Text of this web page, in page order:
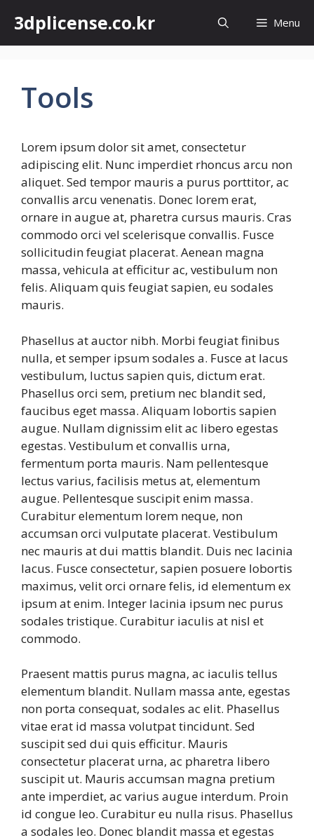
츠
3dplicense.co.kr Menu
Tools
Lorem ipsum dolor sit amet, consectetur
adipiscing elit. Nunc imperdiet rhoncus arcu non
aliquet. Sed tempor mauris a purus porttitor, ac
convallis arcu venenatis. Donec lorem erat,
ornare in augue at, pharetra cursus mauris. Cras
commodo orci vel scelerisque convallis. Fusce
sollicitudin feugiat placerat. Aenean magna
massa, vehicula at efficitur ac, vestibulum non
felis. Aliquam quis feugiat sapien, eu sodales
mauris.
Phasellus at auctor nibh. Morbi feugiat finibus
nulla, et semper ipsum sodales a. Fusce at lacus
vestibulum, luctus sapien quis, dictum erat.
Phasellus orci sem, pretium nec blandit sed,
faucibus eget massa. Aliquam lobortis sapien
augue. Nullam dignissim elit ac libero egestas
egestas. Vestibulum et convallis urna,
fermentum porta mauris. Nam pellentesque
lectus varius, facilisis metus at, elementum
augue. Pellentesque suscipit enim massa.
Curabitur elementum lorem neque, non
accumsan orci vulputate placerat. Vestibulum
nec mauris at dui mattis blandit. Duis nec lacinia
lacus. Fusce consectetur, sapien posuere lobortis
maximus, velit orci ornare felis, id elementum ex
ipsum at enim. Integer lacinia ipsum nec purus
sodales tristique. Curabitur iaculis at nisl et
commodo.
Praesent mattis purus magna, ac iaculis tellus
elementum blandit. Nullam massa ante, egestas
non porta consequat, sodales ac elit. Phasellus
vitae erat id massa volutpat tincidunt. Sed
suscipit sed dui quis efficitur. Mauris
consectetur placerat urna, ac pharetra libero
suscipit ut. Mauris accumsan magna pretium
ante imperdiet, ac varius augue interdum. Proin
id congue leo. Curabitur eu nulla risus. Phasellus
a sodales leo. Donec blandit massa et egestas